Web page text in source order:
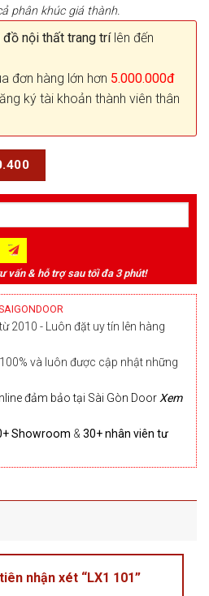
phân khúc giá thành.
đồ nội thất trang trílên đến
đơn hàng lớn hơn 5.000.000đ
ký tài khoản thành viên thân
vấn & hỗ trợ sau tối đa 3 phút!
2010 - Luôn đặt uy tín lên hàng
và luôn được cập nhật những
đảm bảo tại Sài Gòn Door Xem
Showroom & 30+ nhân viên tư
nhận xét “LX1 101”